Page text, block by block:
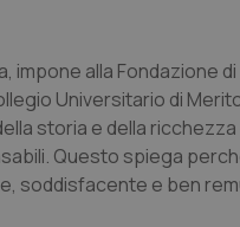
alla Fondazione
Universitario di
storia e della ricchezza
Questo spiega
soddisfacente e ben